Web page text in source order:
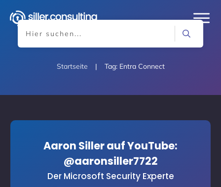
Startseite | Tag: Entra Connect
Aaron Siller auf YouTube:
@aaronsiller7722
Der Microsoft Security Experte